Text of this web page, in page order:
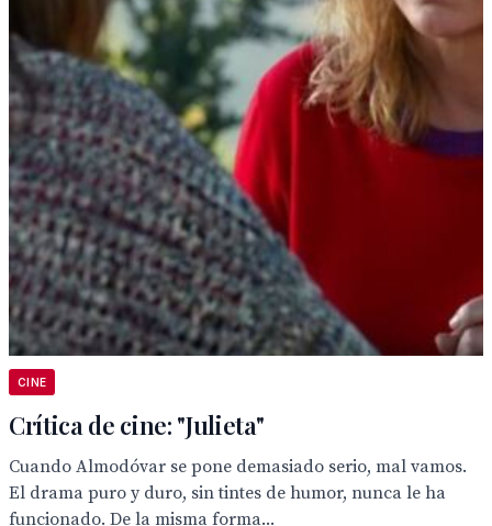
CINE
Crítica de cine: "Julieta"
Cuando Almodóvar se pone demasiado serio, mal vamos.
El drama puro y duro, sin tintes de humor, nunca le ha
funcionado. De la misma forma...